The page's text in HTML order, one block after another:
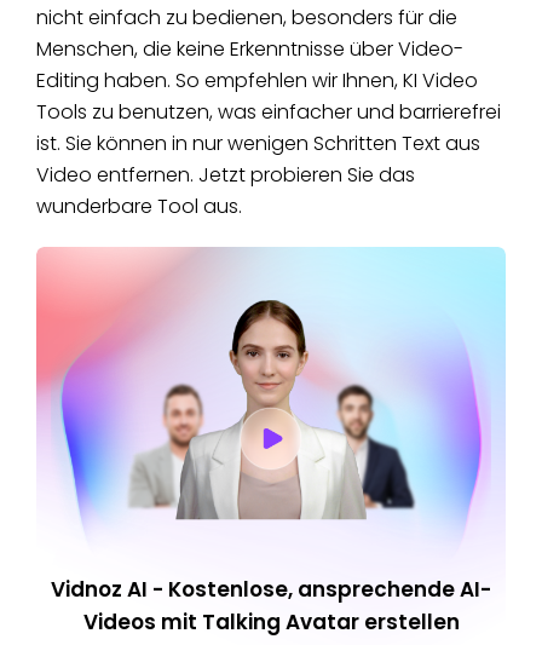
nicht einfach zu bedienen, besonders für die
Menschen, die keine Erkenntnisse über Video-
Editing haben. So empfehlen wir Ihnen, KI Video
Tools zu benutzen, was einfacher und barrierefrei
ist. Sie können in nur wenigen Schritten Text aus
Video entfernen. Jetzt probieren Sie das
wunderbare Tool aus.
Vidnoz AI - Kostenlose, ansprechende AI-
Videos mit Talking Avatar erstellen